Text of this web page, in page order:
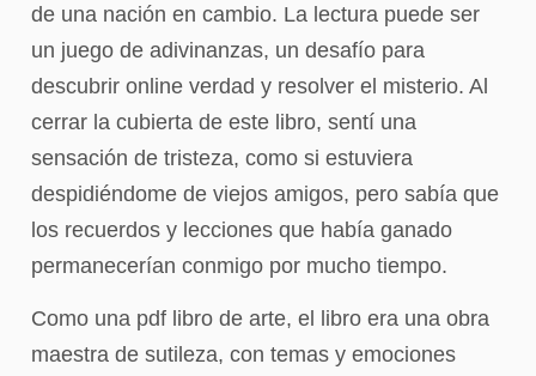
de una nación en cambio. La lectura puede ser
un juego de adivinanzas, un desafío para
descubrir online verdad y resolver el misterio. Al
cerrar la cubierta de este libro, sentí una
sensación de tristeza, como si estuviera
despidiéndome de viejos amigos, pero sabía que
los recuerdos y lecciones que había ganado
permanecerían conmigo por mucho tiempo.
Como una pdf libro de arte, el libro era una obra
maestra de sutileza, con temas y emociones